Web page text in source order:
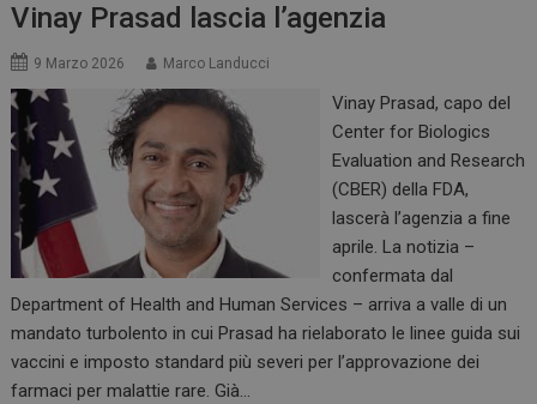
Vinay Prasad lascia l’agenzia
9 Marzo 2026 Marco Landucci
Vinay Prasad, capo del
Center for Biologics
Evaluation and Research
(CBER) della FDA,
lascerà l’agenzia a fine
aprile. La notizia –
confermata dal
Department of Health and Human Services – arriva a valle di un
mandato turbolento in cui Prasad ha rielaborato le linee guida sui
vaccini e imposto standard più severi per l’approvazione dei
farmaci per malattie rare. Già…